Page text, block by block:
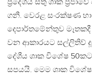
ප‍්‍රදේශය සතු ශාක
ගනී. වෙරළ සංරක්ෂණ
දෙපාර්තමේන්තුව
වන ආකාරයට සල්ලිතිව්
දේශීය ශාක විශේෂ
සපයයි. මෙම ශාක